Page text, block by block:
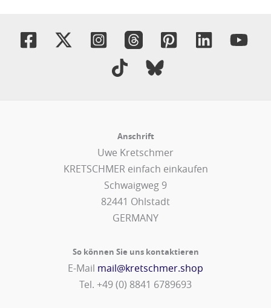
Anschrift
Uwe Kretschmer
KRETSCHMER einfach einkaufen
Schwaigweg 9
82441 Ohlstadt
GERMANY
So können Sie uns kontaktieren
E-Mail mail@kretschmer.shop
Tel. +49 (0) 8841 6789693‬